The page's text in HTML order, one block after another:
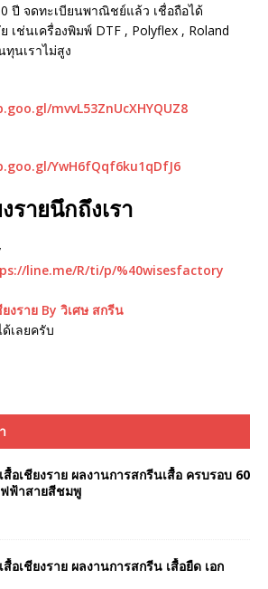
ปี จดทะเบียนพาณิชย์แล้ว เชื่อถือได้
เช่นเครื่องพิมพ์ DTF , Polyflex , Roland
ทุนเราไม่สูง
mvvL53ZnUcXHYQUZ8
YwH6fQqf6ku1qDfJ6
รายนึกถึงเรา
line.me/R/ti/p/%40wisesfactory
งราย By วิเศษ สกรีน
เลยครับ
สื้อเชียงราย ผลงานการสกรีนเสื้อ ครบรอบ 60
ฟ้าสายสีชมพู
สื้อเชียงราย ผลงานการสกรีน เสื้อยืด เอก